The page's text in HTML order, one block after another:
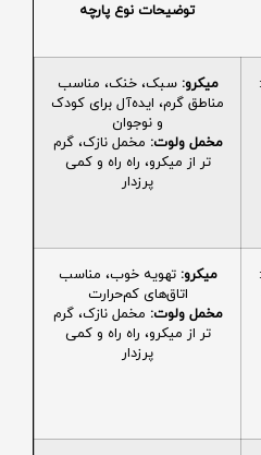
توضیحات نوع پارچه
میکرو: سبک، خنک، مناسب
مناطق گرم، ایده‌آل برای کودک
و نوجوان
مخمل ولوت: مخمل نازک، گرم
تر از میکرو، راه راه و کمی
پرزدار
میکرو: تهویه خوب، مناسب
اتاق‌های کم‌حرارت
مخمل ولوت: مخمل نازک، گرم
تر از میکرو، راه راه و کمی
پرزدار